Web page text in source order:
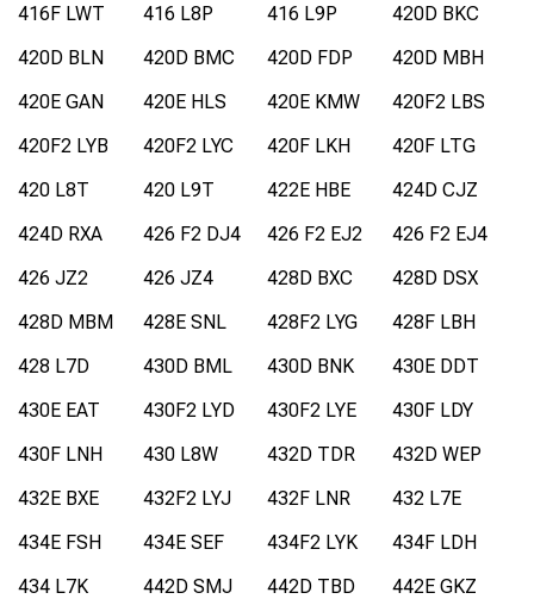
416F LWT
416 L8P 416 L9P
420D BKC
420D BLN
420D BMC 420D FDP
420D MBH
420E GAN
420E HLS 420E KMW
420F2 LBS
420F2 LYB
420F2 LYC 420F LKH
420F LTG
420 L8T
420 L9T 422E HBE
424D CJZ
424D RXA
426 F2 DJ4 426 F2 EJ2
426 F2 EJ4
426 JZ2
426 JZ4 428D BXC
428D DSX
428D MBM
428E SNL 428F2 LYG
428F LBH
428 L7D
430D BML 430D BNK
430E DDT
430E EAT
430F2 LYD 430F2 LYE
430F LDY
430F LNH
430 L8W 432D TDR
432D WEP
432E BXE
432F2 LYJ 432F LNR
432 L7E
434E FSH
434E SEF 434F2 LYK
434F LDH
434 L7K
442D SMJ 442D TBD
442E GKZ